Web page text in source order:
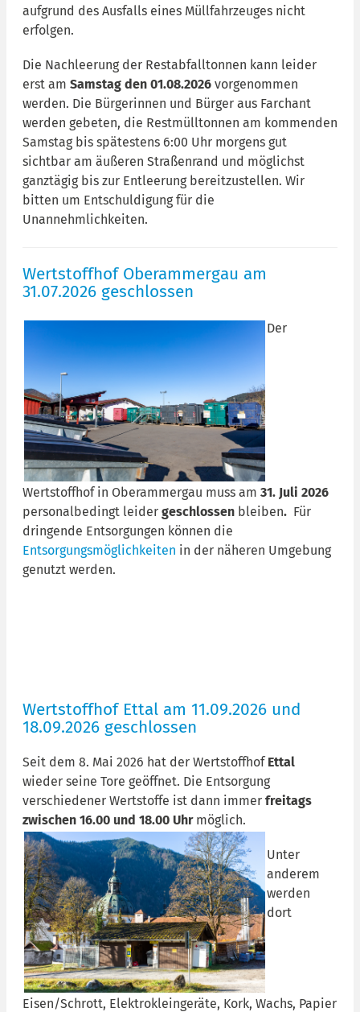
aufgrund des Ausfalls eines Müllfahrzeuges nicht
erfolgen.
Die Nachleerung der Restabfalltonnen kann leider
erst am Samstag den 01.08.2026 vorgenommen
werden. Die Bürgerinnen und Bürger aus Farchant
werden gebeten, die Restmülltonnen am kommenden
Samstag bis spätestens 6:00 Uhr morgens gut
sichtbar am äußeren Straßenrand und möglichst
ganztägig bis zur Entleerung bereitzustellen. Wir
bitten um Entschuldigung für die
Unannehmlichkeiten.
Wertstoffhof Oberammergau am
31.07.2026 geschlossen
Der
Wertstoffhof in Oberammergau muss am 31. Juli 2026
personalbedingt leider geschlossen bleiben. Für
dringende Entsorgungen können die
Entsorgungsmöglichkeiten in der näheren Umgebung
genutzt werden.
Wertstoffhof Ettal am 11.09.2026 und
18.09.2026 geschlossen
Seit dem 8. Mai 2026 hat der WertstoffhofEttal
wieder seine Tore geöffnet. Die Entsorgung
verschiedener Wertstoffe ist dann immer freitags
zwischen 16.00 und 18.00 Uhrmöglich.
Unter
anderem
werden
dort
Eisen/Schrott, Elektrokleingeräte, Kork, Wachs, Papier